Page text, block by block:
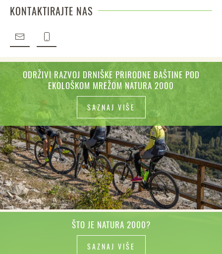
KONTAKTIRAJTE NAS
ODRŽIVI RAZVOJ DRNIŠKE PRIRODNE BAŠTINE POD
EKOLOŠKOM MREŽOM NATURA 2000
SAZNAJ VIŠE
ŠTO JE NATURA 2000?
SAZNAJ VIŠE